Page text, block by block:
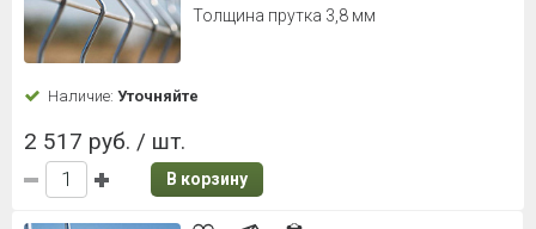
Толщина прутка 3,8 мм
Наличие: Уточняйте
2 517 руб. / шт.
В корзину